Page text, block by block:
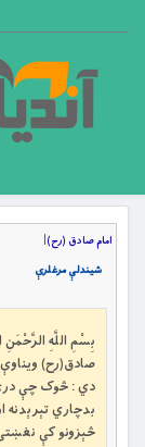
امام صادق (رح)|
شیندلې مرغلرې
بِسْمِ اللَّهِ الرَّحْمَنِ
صادق(رح)
دي : څوک چې
بدچاري تېرېدنه
څېزونو کې